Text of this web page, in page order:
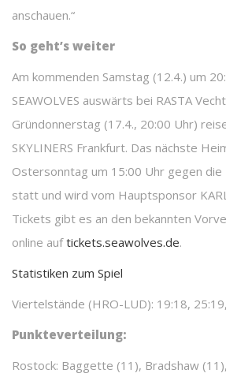
anschauen.“
So geht’s weiter
Am kommenden Samstag (12.4.) um
SEAWOLVES auswärts bei RASTA
Gründonnerstag (17.4., 20:00 Uhr)
SKYLINERS Frankfurt. Das nächste
Ostersonntag um 15:00 Uhr gegen
statt und wird vom Hauptsponsor
Tickets gibt es an den bekannten
online auftickets.seawolves.de.
Statistiken zum Spiel
Viertelstände (HRO-LUD): 19:18,
Punkteverteilung:
Rostock: Baggette (11), Bradshaw